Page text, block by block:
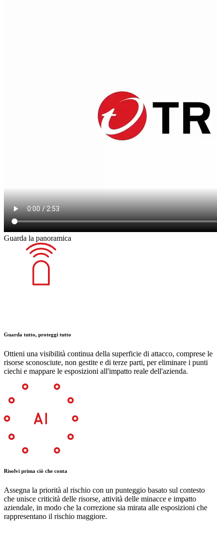
Guarda la panoramica
Guarda tutto, proteggi tutto
Ottieni una visibilità continua della superficie di attacco, comprese le
risorse sconosciute, non gestite e di terze parti, per eliminare i punti
ciechi e mappare le esposizioni all'impatto reale dell'azienda.
Risolvi prima ciò che conta
Assegna la priorità al rischio con un punteggio basato sul contesto
che unisce criticità delle risorse, attività delle minacce e impatto
aziendale, in modo che la correzione sia mirata alle esposizioni che
rappresentano il rischio maggiore.